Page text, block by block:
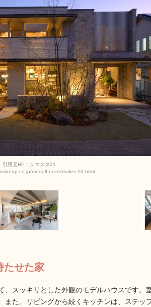
引用元HP：シエスタ21
np.co.jp/modelhouse/maker-16.html
たせた家
スッキリとした外観のモデルハウスです。
た、リビングから続くキッチンは、ステッ